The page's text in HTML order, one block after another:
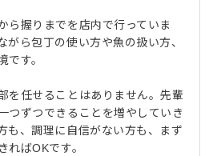
ら握りまでを店内で行っていま
がら包丁の使い方や魚の扱い方、
です。
を任せることはありません。先輩
つずつできることを増やしていき
も、調理に自信がない方も、まず
ればOKです。